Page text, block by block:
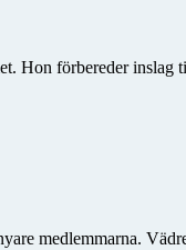
Hon förbereder inslag
medlemmarna.